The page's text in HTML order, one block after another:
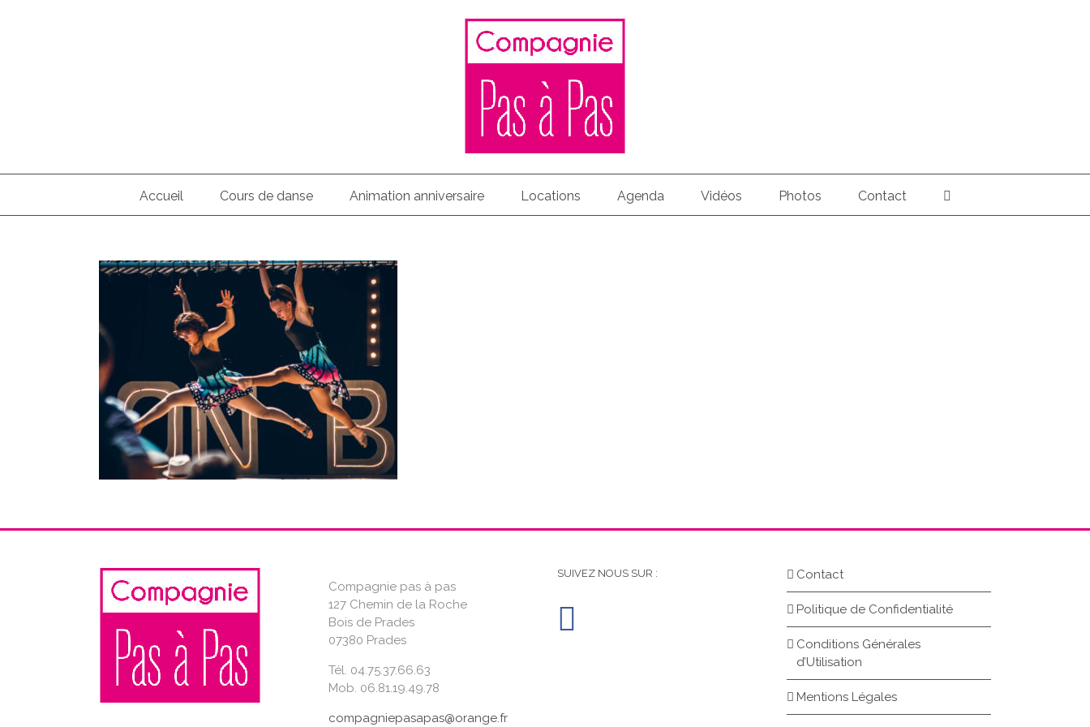
Accueil Cours de danse Animation anniversaire Locations Agenda Vidéos Photos Contact
Compagnie pas à pas
127 Chemin de la Roche
Bois de Prades
07380 Prades
Tél. 04.75.37.66.63
Mob. 06.81.19.49.78
compagniepasapas@orange.fr
SUIVEZ NOUS SUR : Contact
Politique de Confidentialité
Conditions Générales
d’Utilisation
Mentions Légales